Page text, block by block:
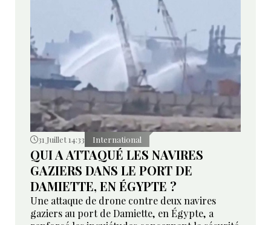
31 Juillet 14:33 International
QUI A ATTAQUÉ LES NAVIRES
GAZIERS DANS LE PORT DE
DAMIETTE, EN ÉGYPTE ?
Une attaque de drone contre deux navires
gaziers au port de Damiette, en Égypte, a